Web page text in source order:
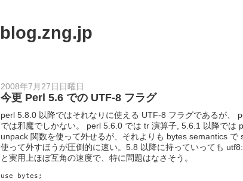
blog.zng.jp
2008年7月27日日曜日
今更 Perl 5.6 での UTF-8 フラグ
perl 5.8.0 以降ではそれなりに使える UTF-8 フラグであるが、
では邪魔でしかない。 perl 5.6.0 では tr 演算子, 5.6.1 以降では
unpack 関数を使って外せるが、それよりも bytes semantics で
使って外すほうが圧倒的に速い。5.8 以降に持っていっても
と実用上ほぼ互角の速度で、特に問題はなさそう。
use bytes;